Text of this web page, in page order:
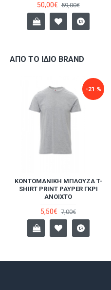
50,00€ 59,00€
ΑΠΌ ΤΟ ΊΔΙΟ BRAND
-21 %
ΚΟΝΤΟΜΆΝΙΚΗ ΜΠΛΟΎΖΑ T-
SHIRT PRINT PAYPER ΓΚΡΙ
ΑΝΟΙΧΤΌ
5,50€ 7,00€